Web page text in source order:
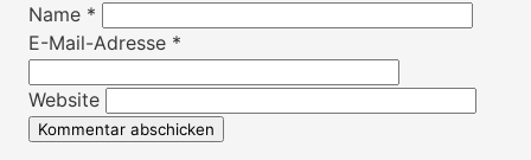
Name *
E-Mail-Adresse *
Website